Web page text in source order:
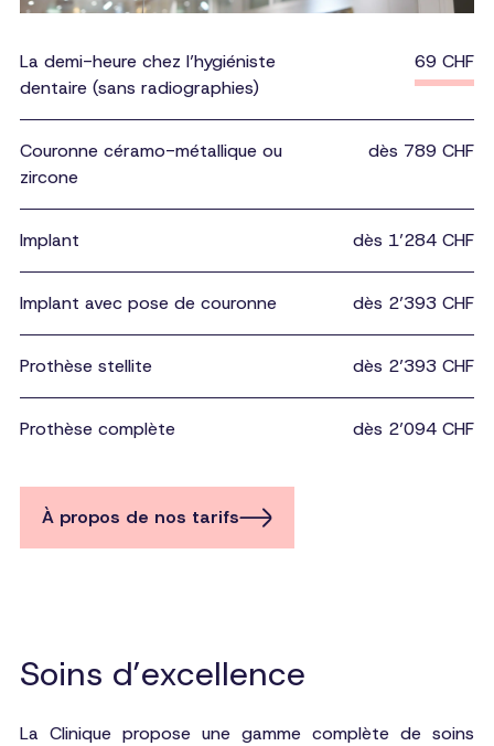
La demi-heure chez l’hygiéniste
dentaire (sans radiographies)
69 CHF
Couronne céramo-métallique ou
zircone
dès 789 CHF
Implant dès 1’284 CHF
Implant avec pose de couronne dès 2’393 CHF
Prothèse stellite dès 2’393 CHF
Prothèse complète dès 2’094 CHF
À propos de nos tarifs
Soins d’excellence
La Clinique propose une gamme complète de soins